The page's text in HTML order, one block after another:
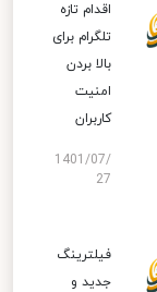
اقدام تازه
تلگرام برای
بالا بردن
امنیت
کاربران
1401/07/
27
فیلترینگ
جدید و